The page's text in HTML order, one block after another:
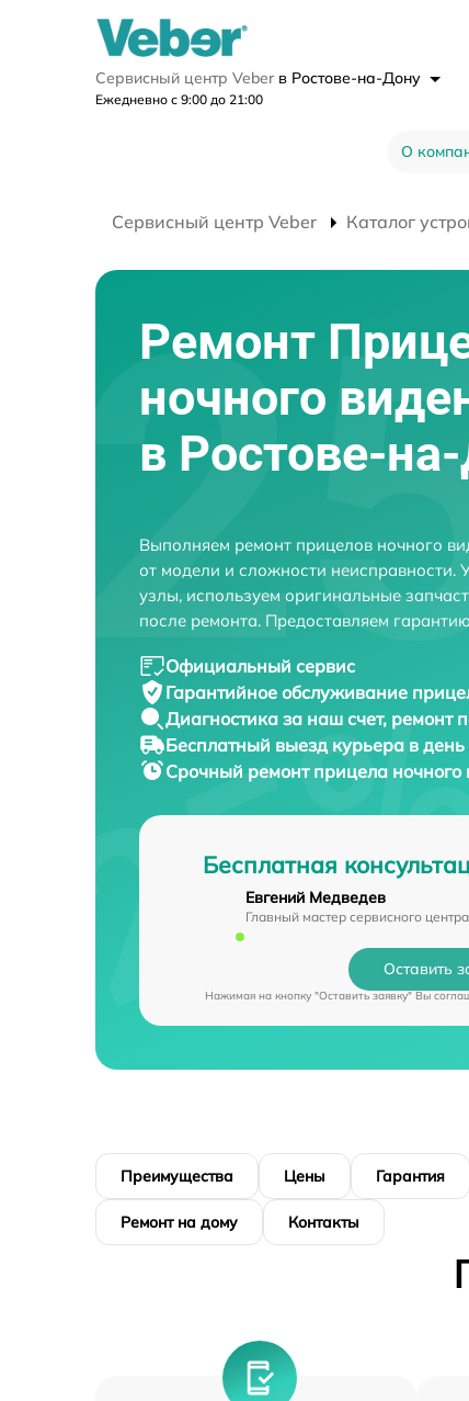
Сервисный центр Veber в Ростове-на-Дону
Ежедневно с 9:00 до 21:00
О
Сервисный центр Veber Каталог
Ремонт
ночного
в Ростове-
Выполняем ремонт прицелов ночного
от модели и сложности неисправности.
узлы, используем оригинальные
после ремонта. Предоставляем
Официальный сервис
Гарантийное обслуживание
Диагностика за наш счет, ремонт
Бесплатный выезд курьера в
Срочный ремонт прицела ночного
Бесплатная
Евгений Медведев
Главный мастер сервисного центра
Оставить
Нажимая на кнопку "Оставить заявку" Вы
Преимущества Цены Гарантия
Ремонт на дому Контакты